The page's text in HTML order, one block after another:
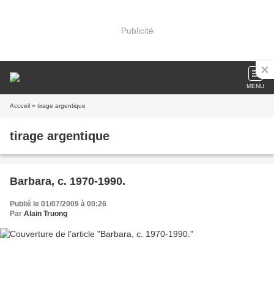
Publicité
MENU
Accueil » tirage argentique
tirage argentique
Barbara, c. 1970-1990.
Publié le 01/07/2009 à 00:26
Par Alain Truong